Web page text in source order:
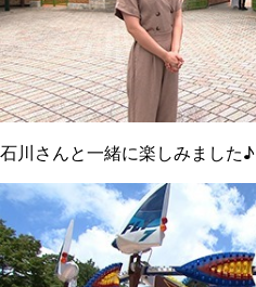
石川さんと一緒に楽しみました♪